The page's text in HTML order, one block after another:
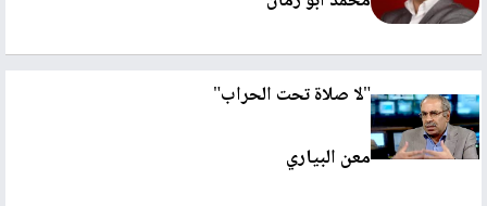
"لا صلاة تحت الحراب"
معن البياري